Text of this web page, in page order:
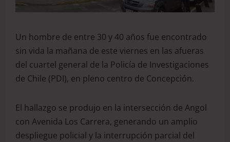
Un hombre de entre 30 y 40 años fue encontrado
sin vida la mañana de este viernes en las afueras
del cuartel general de la Policía de Investigaciones
de Chile (PDI), en pleno centro de Concepción.
El hallazgo se produjo en la intersección de Angol
con Avenida Los Carrera, generando un amplio
despliegue policial y la interrupción parcial del